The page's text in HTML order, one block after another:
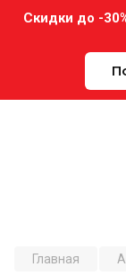
Скидки до -
Главная